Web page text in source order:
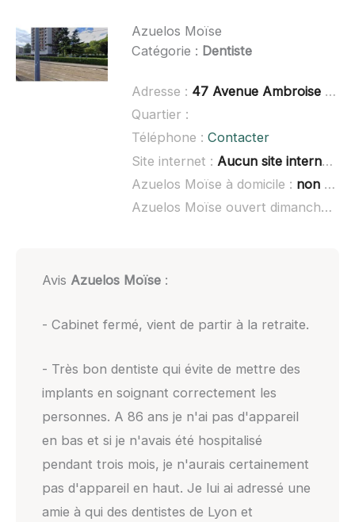
Azuelos Moïse
Catégorie : Dentiste
Adresse : 47 Avenue Ambroise Croizat, 38600 Fontaine
Quartier :
Téléphone : Contacter
Site internet : Aucun site internet connu
Azuelos Moïse à domicile : non renseigné
Azuelos Moïse ouvert dimanche :
Avis Azuelos Moïse:
- Cabinet fermé, vient de partir à la retraite.
- Très bon dentiste qui évite de mettre des
implants en soignant correctement les
personnes. A 86 ans je n'ai pas d'appareil
en bas et si je n'avais été hospitalisé
pendant trois mois, je n'aurais certainement
pas d'appareil en haut. Je lui ai adressé une
amie à qui des dentistes de Lyon et